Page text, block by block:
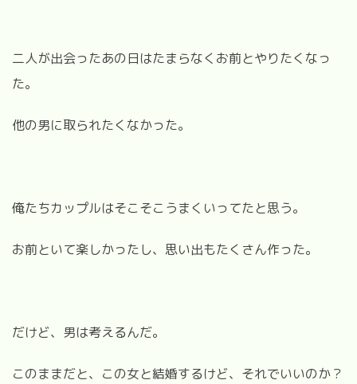
二人が出会ったあの日はたまらなくお前とやりたくなっ
た。
他の男に取られたくなかった。
俺たちカップルはそこそこうまくいってたと思う。
お前といて楽しかったし、思い出もたくさん作った。
だけど、男は考えるんだ。
このままだと、この女と結婚するけど、それでいいのか？